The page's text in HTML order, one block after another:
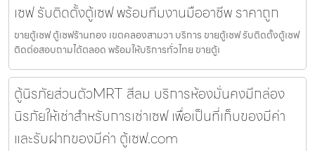
เซฟ รับติดตั้งตู้เซฟ พร้อมทีมงานมืออาชีพ ราคาถูก
ขายตู้เซฟ ตู้เซฟร้านทอง เขตคลองสามวา บริการ ขายตู้เซฟ รับติดตั้งตู้เซฟ
ติดต่อสอบถามได้ตลอด พร้อมให้บริการทั่วไทย ขายตู้เ
ตู้นิรภัยส่วนตัวMRT สีลม บริการห้องมั่นคงมีกล่อง
นิรภัยให้เช่าสำหรับการเช่าเซฟ เพื่อเป็นที่เก็บของมีค่า
และรับฝากของมีค่า ตู้เซฟ.com